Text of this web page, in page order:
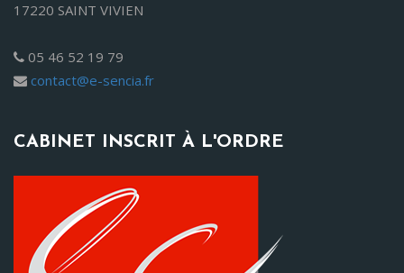
17220 SAINT VIVIEN
05 46 52 19 79
contact@e-sencia.fr
CABINET INSCRIT À L'ORDRE